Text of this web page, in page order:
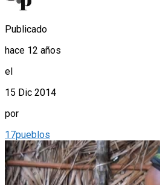
Publicado
hace 12 años
el
15 Dic 2014
por
17pueblos